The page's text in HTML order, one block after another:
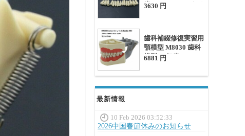
歯 Frasaco AG3タイ
3630 円
歯科補綴修復実習用
顎模型 M8030 歯科
模型 32個歯
性があり
6881 円
最新情報
10 Feb 2026 03:52:33
2026中国春節休みのお知らせ